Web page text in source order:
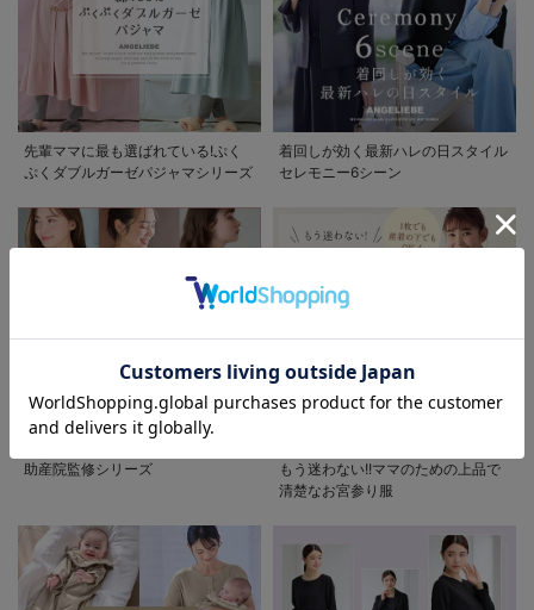
先輩ママに最も選ばれている!ぷく
ぷくダブルガーゼパジャマシリーズ
着回しが効く最新ハレの日スタイル
セレモニー6シーン
助産院監修シリーズ
もう迷わない!!ママのための上品で
清楚なお宮参り服
お気に入り商品を確認する